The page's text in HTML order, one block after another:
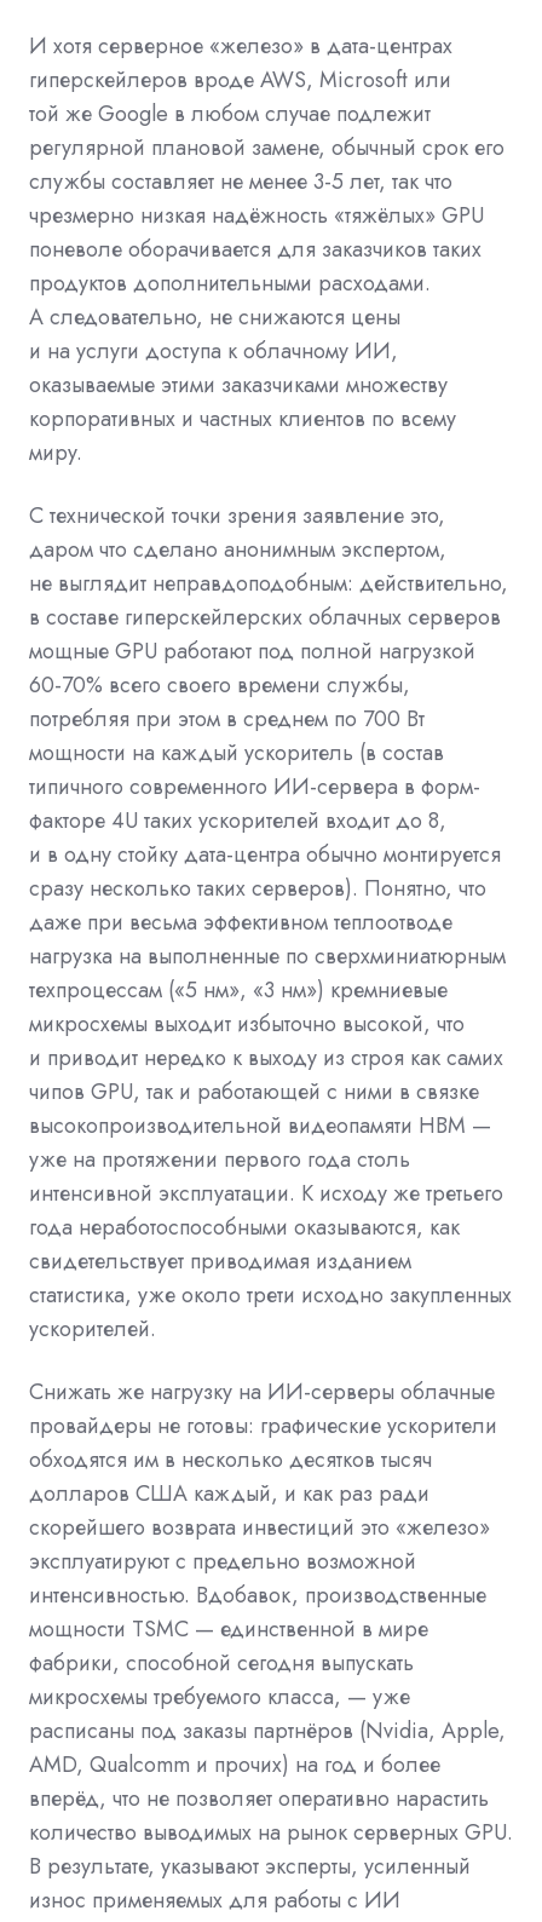
И хотя серверное «железо» в дата-центрах
гиперскейлеров вроде AWS, Microsoft или
той же Google в любом случае подлежит
регулярной плановой замене, обычный срок его
службы составляет не менее 3-5 лет, так что
чрезмерно низкая надёжность «тяжёлых» GPU
поневоле оборачивается для заказчиков таких
продуктов дополнительными расходами.
А следовательно, не снижаются цены
и на услуги доступа к облачному ИИ,
оказываемые этими заказчиками множеству
корпоративных и частных клиентов по всему
миру.
С технической точки зрения заявление это,
даром что сделано анонимным экспертом,
не выглядит неправдоподобным: действительно,
в составе гиперскейлерских облачных серверов
мощные GPU работают под полной нагрузкой
60-70% всего своего времени службы,
потребляя при этом в среднем по 700 Вт
мощности на каждый ускоритель (в состав
типичного современного ИИ-сервера в форм-
факторе 4U таких ускорителей входит до 8,
и в одну стойку дата-центра обычно монтируется
сразу несколько таких серверов). Понятно, что
даже при весьма эффективном теплоотводе
нагрузка на выполненные по сверхминиатюрным
техпроцессам («5 нм», «3 нм») кремниевые
микросхемы выходит избыточно высокой, что
и приводит нередко к выходу из строя как самих
чипов GPU, так и работающей с ними в связке
высокопроизводительной видеопамяти HBM —
уже на протяжении первого года столь
интенсивной эксплуатации. К исходу же третьего
года неработоспособными оказываются, как
свидетельствует приводимая изданием
статистика, уже около трети исходно закупленных
ускорителей.
Снижать же нагрузку на ИИ-серверы облачные
провайдеры не готовы: графические ускорители
обходятся им в несколько десятков тысяч
долларов США каждый, и как раз ради
скорейшего возврата инвестиций это «железо»
эксплуатируют с предельно возможной
интенсивностью. Вдобавок, производственные
мощности TSMC — единственной в мире
фабрики, способной сегодня выпускать
микросхемы требуемого класса, — уже
расписаны под заказы партнёров (Nvidia, Apple,
AMD, Qualcomm и прочих) на год и более
вперёд, что не позволяет оперативно нарастить
количество выводимых на рынок серверных GPU.
В результате, указывают эксперты, усиленный
износ применяемых для работы с ИИ